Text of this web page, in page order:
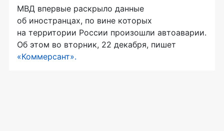
МВД впервые раскрыло данные
об иностранцах, по вине которых
на территории России произошли автоаварии.
Об этом во вторник, 22 декабря, пишет
«Коммерсант».